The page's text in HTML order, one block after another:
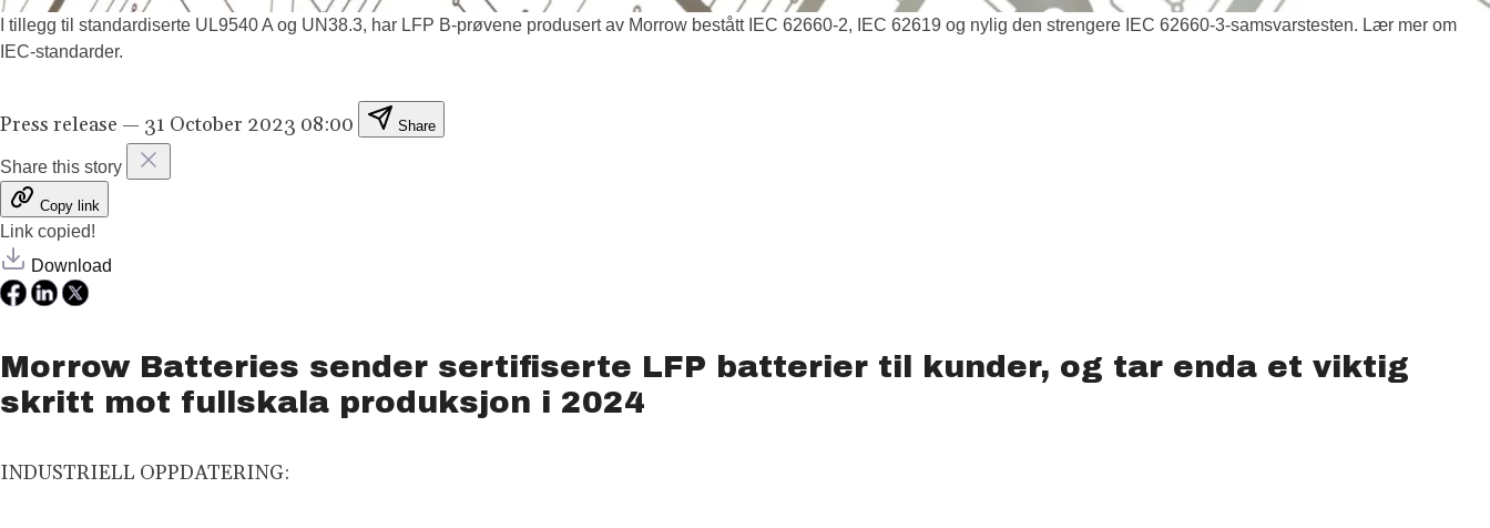
I tillegg til standardiserte UL9540 A og UN38.3, har LFP B-prøvene produsert av Morrow bestått IEC 62660-2, IEC 62619 og nylig den strengere IEC 62660-3-samsvarstesten. Lær mer om
IEC-standarder.
Press release — 31 October 2023 08:00 Share
Share this story
Copy link
Link copied!
Download
Morrow Batteries sender sertifiserte LFP batterier til kunder, og tar enda et viktig
skritt mot fullskala produksjon i 2024
INDUSTRIELL OPPDATERING: